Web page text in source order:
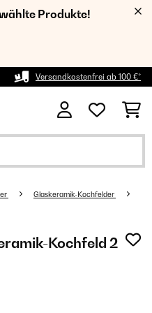
Produkte!
Versandkostenfrei ab 100 €*
Glaskeramik-Kochfelder
Kochfeld​ 2